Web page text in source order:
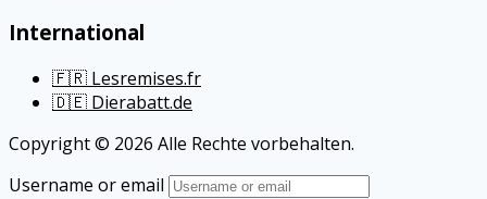
International
🇫🇷 Lesremises.fr
🇩🇪 Dierabatt.de
Copyright © 2026 Alle Rechte vorbehalten.
Username or email